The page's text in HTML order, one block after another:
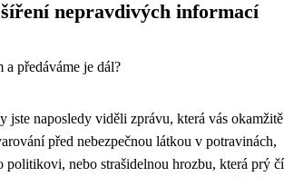
šíření nepravdivých informací
předáváme je dál?
jste naposledy viděli zprávu, která vás okamžitě
před nebezpečnou látkou v potravinách,
politikovi, nebo strašidelnou hrozbu, která prý